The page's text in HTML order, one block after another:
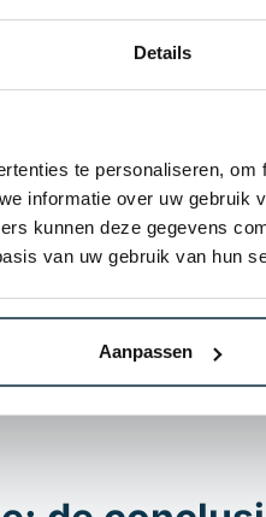
Details
te personaliseren,
informatie over uw gebruik
kunnen deze gegevens
van uw gebruik van hun
Aanpassen
af. Hierdoor wordt
bestaan, is het de
debat zo dicht
om met interesse